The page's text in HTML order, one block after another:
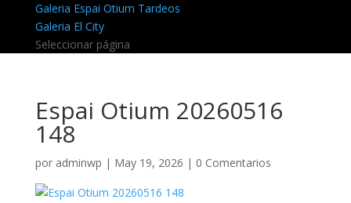
Galeria Espai Otium Tardeos
Galeria El City
Seleccionar página
Espai Otium 20260516
148
por adminwp | May 19, 2026 | 0 Comentarios